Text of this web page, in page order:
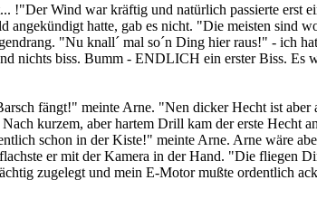
!"Der Wind war kräftig und natürlich passierte erst
angekündigt hatte, gab es nicht. "Die meisten sind
"Nu knall´ mal so´n Ding hier raus!" - ich
nichts biss. Bumm - ENDLICH ein erster Biss. Es
fängt!" meinte Arne. "Nen dicker Hecht ist
kurzem, aber hartem Drill kam der erste Hecht
schon in der Kiste!" meinte Arne. Arne wäre
er mit der Kamera in der Hand. "Die fliegen
zugelegt und mein E-Motor mußte ordentlich